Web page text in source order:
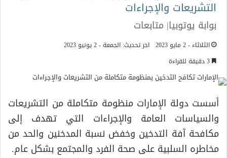
التشريعات والإجراءات
بوابة يوتوبيا| متابعات
الثلاثاء - 2 مايو 2023
اخر تحديث: الجمعة - 2 يونيو 2023
أسست دولة الإمارات منظومة متكاملة من التشريعات
والسياسات العامة والإجراءات التي تهدف إلى
مكافحة آفة التدخين وخفض نسبة المدخنين والحد من
مخاطره السلبية على صحة الفرد والمجتمع بشكل عام.